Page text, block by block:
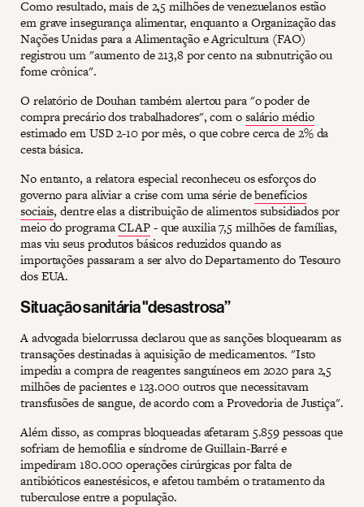
Como resultado, mais de 2,5 milhões de venezuelanos estão
em grave insegurança alimentar, enquanto a Organização das
Nações Unidas para a Alimentação e Agricultura (FAO)
registrou um "aumento de 213,8 por cento na subnutrição ou
fome crônica".
O relatório de Douhan também alertou para "o poder de
compra precário dos trabalhadores", com osalário médio
estimado em USD 2-10 por mês, o que cobre cerca de 2% da
cesta básica.
No entanto, a relatora especial reconheceu os esforços do
governo para aliviar a crise com uma série debenefícios
sociais, dentre elas a distribuição de alimentos subsidiados por
meio do programaCLAP- que auxilia 7,5 milhões de famílias,
mas viu seus produtos básicos reduzidos quando as
importações passaram a ser alvo do Departamento do Tesouro
dos EUA.
Situação sanitária "desastrosa”
A advogada bielorrussa declarou que as sanções bloquearam as
transações destinadas à aquisição de medicamentos. "Isto
impediu a compra de reagentes sanguíneos em 2020 para 2,5
milhões de pacientes e 123.000 outros que necessitavam
transfusões de sangue, de acordo com a Provedoria de Justiça".
Além disso, as compras bloqueadas afetaram 5.859 pessoas que
sofriam de hemofilia e síndrome de Guillain-Barré e
impediram 180.000 operações cirúrgicas por falta de
antibióticos eanestésicos, e afetou também o tratamento da
tuberculose entre a população.